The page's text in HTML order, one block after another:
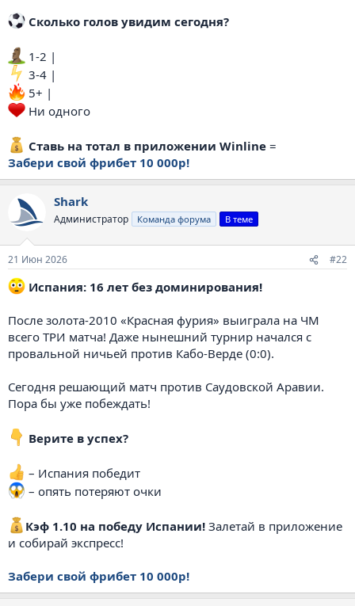
Сколько голов увидим сегодня?
1-2 |
️ 3-4 |
5+ |
Ни одного
Ставь на тотал в приложении Winline =
Забери свой фрибет 10 000р!
Shark
Администратор Команда форума В теме
21 Июн 2026 #22
Испания: 16 лет без доминирования!
После золота-2010 «Красная фурия» выиграла на ЧМ
всего ТРИ матча! Даже нынешний турнир начался с
провальной ничьей против Кабо-Верде (0:0).
Сегодня решающий матч против Саудовской Аравии.
Пора бы уже побеждать!
Верите в успех?
– Испания победит
– опять потеряют очки
Кэф 1.10 на победу Испании! Залетай в приложение
и собирай экспресс!
Забери свой фрибет 10 000р!